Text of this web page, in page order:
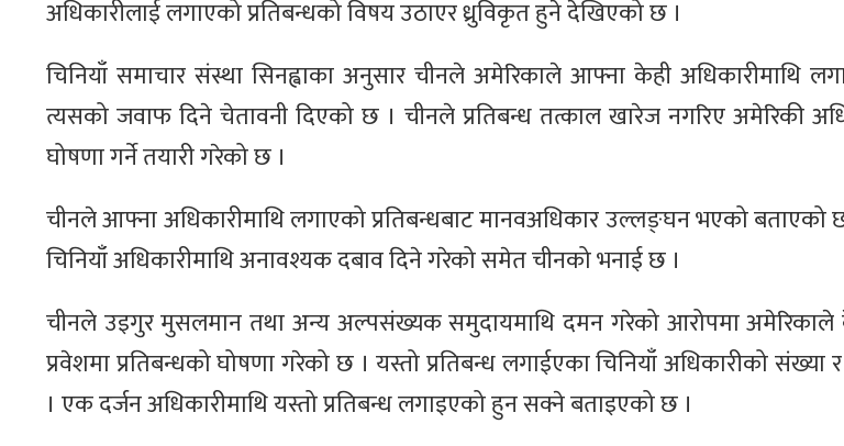
अधिकारीलाई लगाएको प्रतिबन्धको विषय उठाएर ध्रुविकृत हुने देखिएको छ ।
चिनियाँ समाचार संस्था सिनह्वाका अनुसार चीनले अमेरिकाले आफ्ना केही अधिकारीमाथि
त्यसको जवाफ दिने चेतावनी दिएको छ । चीनले प्रतिबन्ध तत्काल खारेज नगरिए अमेरिकी
घोषणा गर्ने तयारी गरेको छ ।
चीनले आफ्ना अधिकारीमाथि लगाएको प्रतिबन्धबाट मानवअधिकार उल्लङ्घन भएको बताएको छ
चिनियाँ अधिकारीमाथि अनावश्यक दबाव दिने गरेको समेत चीनको भनाई छ ।
चीनले उइगुर मुसलमान तथा अन्य अल्पसंख्यक समुदायमाथि दमन गरेको आरोपमा अमेरिकाले
प्रवेशमा प्रतिबन्धको घोषणा गरेको छ । यस्तो प्रतिबन्ध लगाईएका चिनियाँ अधिकारीको
। एक दर्जन अधिकारीमाथि यस्तो प्रतिबन्ध लगाइएको हुन सक्ने बताइएको छ ।